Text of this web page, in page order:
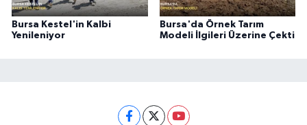
Bursa Kestel'in Kalbi
Yenileniyor
Bursa'da Örnek Tarım
Modeli İlgileri Üzerine Çekti